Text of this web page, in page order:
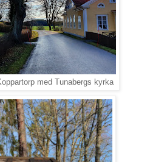
med Tunabergs kyrka